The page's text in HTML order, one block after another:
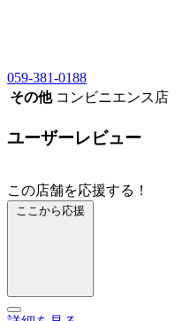
059-381-0188
その他 コンビニエンス店
ユーザーレビュー
この店舗を応援する！
ここから応援